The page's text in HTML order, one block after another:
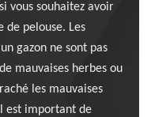
vous souhaitez avoir
de pelouse. Les
gazon ne sont pas
mauvaises herbes ou
les mauvaises
est important de